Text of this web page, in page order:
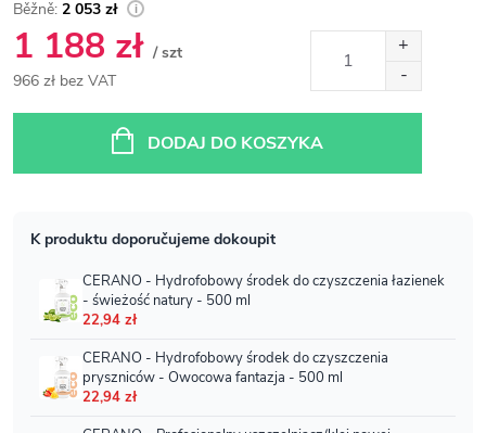
2 053 zł
1 188 zł / szt
966 zł bez VAT
DODAJ DO KOSZYKA